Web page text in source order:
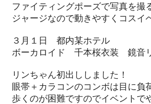
ファイティングポーズで写真を撮
ジャージなので動きやすくコスイ
３月１日 都内某ホテル
ボーカロイド 千本桜衣装 鏡音
リンちゃん初出ししました！
眼帯＋カラコンのコンボは目に負
歩くのが困難ですのでイベントで